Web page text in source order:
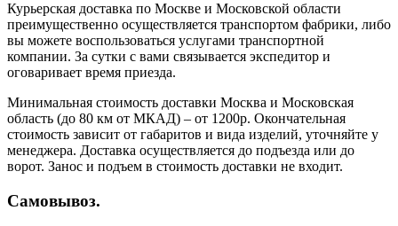
Курьерская доставка по Москве и Московской области
преимущественно осуществляется транспортом фабрики, либо
вы можете воспользоваться услугами транспортной
компании. За сутки с вами связывается экспедитор и
оговаривает время приезда.
Минимальная стоимость доставки Москва и Московская
область (до 80 км от МКАД) – от 1200р. Окончательная
стоимость зависит от габаритов и вида изделий, уточняйте у
менеджера. Доставка осуществляется до подъезда или до
ворот. Занос и подъем в стоимость доставки не входит.
Самовывоз.